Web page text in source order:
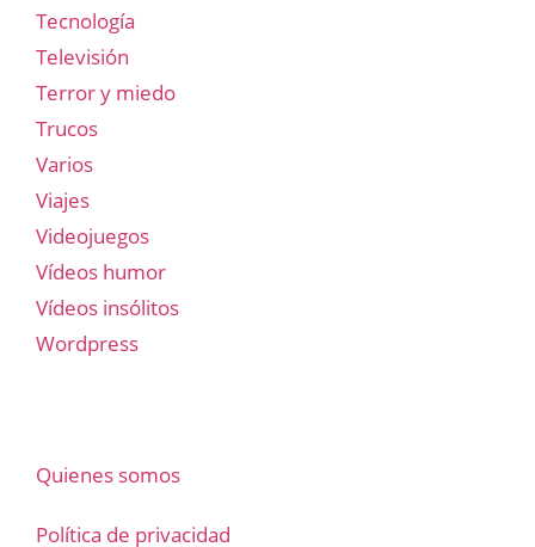
Tecnología
Televisión
Terror y miedo
Trucos
Varios
Viajes
Videojuegos
Vídeos humor
Vídeos insólitos
Wordpress
Quienes somos
Política de privacidad